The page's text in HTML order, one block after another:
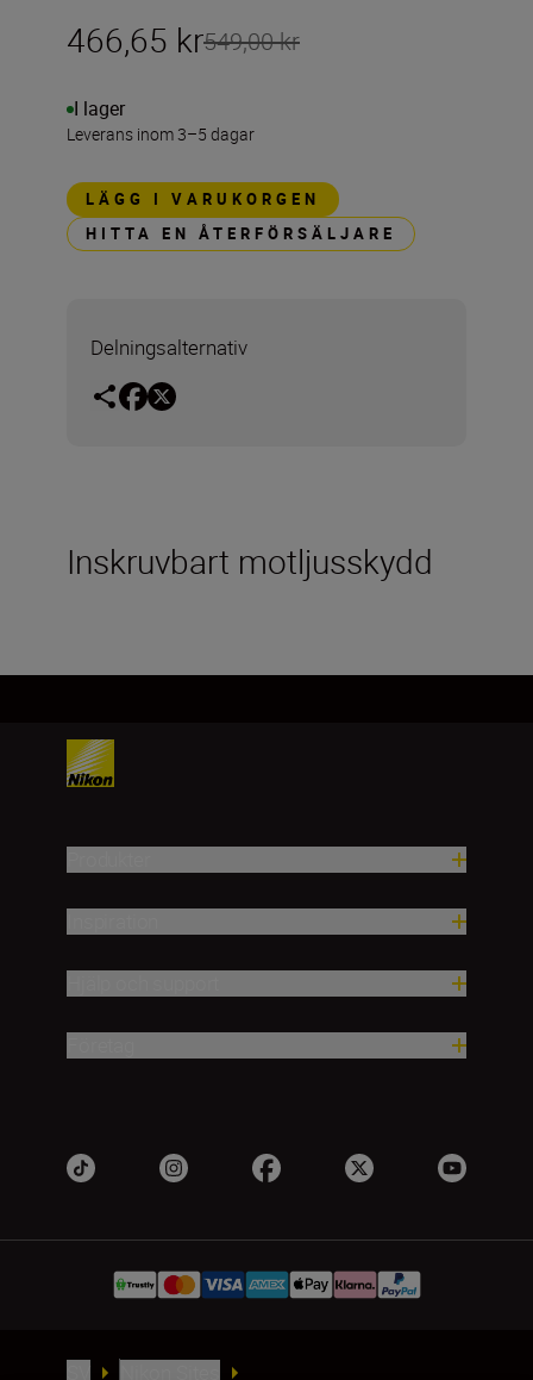
466,65 kr549,00 kr
I lager
Leverans inom 3–5 dagar
LÄGG I VARUKORGEN
HITTA EN ÅTERFÖRSÄLJARE
Delningsalternativ
Inskruvbart motljusskydd